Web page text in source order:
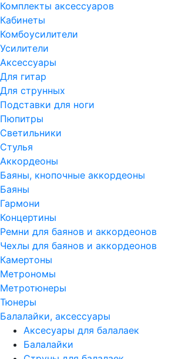
Комплекты аксессуаров
Кабинеты
Комбоусилители
Усилители
Аксессуары
Для гитар
Для струнных
Подставки для ноги
Пюпитры
Светильники
Стулья
Аккордеоны
Баяны, кнопочные аккордеоны
Баяны
Гармони
Концертины
Ремни для баянов и аккордеонов
Чехлы для баянов и аккордеонов
Камертоны
Метрономы
Метротюнеры
Тюнеры
Балалайки, аксессуары
Аксесуары для балалаек
Балалайки